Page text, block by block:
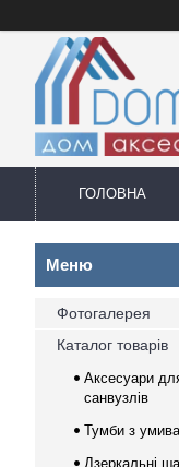
ГОЛОВНА
Фотогалерея
Каталог товарів
Аксесуари
санвузлів
Тумби з
Дзеркальні